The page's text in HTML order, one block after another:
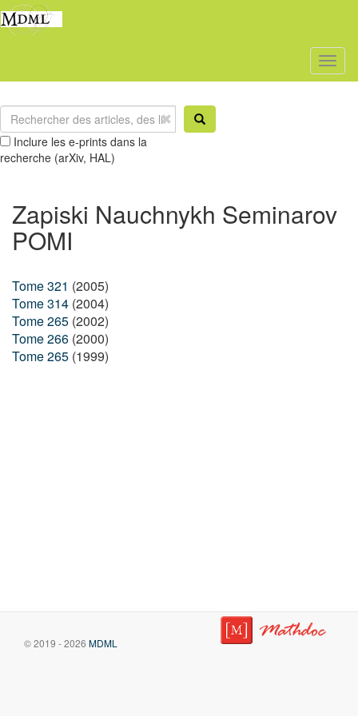
Inclure les e-prints dans la
recherche (arXiv, HAL)
Zapiski Nauchnykh Seminarov
POMI
Tome 321 (2005)
Tome 314 (2004)
Tome 265 (2002)
Tome 266 (2000)
Tome 265 (1999)
© 2019 - 2026 MDML